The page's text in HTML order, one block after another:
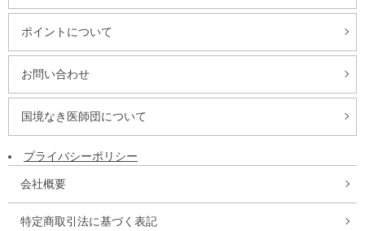
ポイントについて
お問い合わせ
国境なき医師団について
プライバシーポリシー
会社概要
特定商取引法に基づく表記